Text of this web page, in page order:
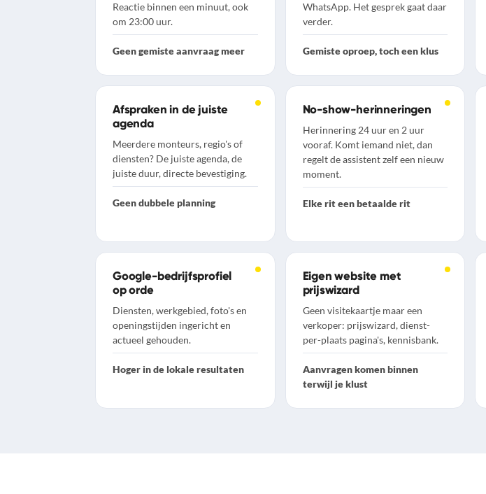
Reactie binnen een minuut, ook
om 23:00 uur.
Geen gemiste aanvraag meer
WhatsApp. Het gesprek gaat daar
verder.
Gemiste oproep, toch een klus
Afspraken in de juiste
agenda
Meerdere monteurs, regio's of
diensten? De juiste agenda, de
juiste duur, directe bevestiging.
Geen dubbele planning
No-show-herinneringen
Herinnering 24 uur en 2 uur
vooraf. Komt iemand niet, dan
regelt de assistent zelf een nieuw
moment.
Elke rit een betaalde rit
Google-bedrijfsprofiel
op orde
Diensten, werkgebied, foto's en
openingstijden ingericht en
actueel gehouden.
Hoger in de lokale resultaten
Eigen website met
prijswizard
Geen visitekaartje maar een
verkoper: prijswizard, dienst-
per-plaats pagina's, kennisbank.
Aanvragen komen binnen
terwijl je klust